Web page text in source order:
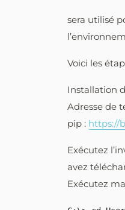
sera utilisé
Voici les
Installation
Adresse de
pip : https://
Exécutez
avez
Exécutez